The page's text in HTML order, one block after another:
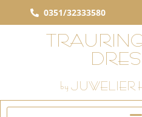
0351/32333580
by